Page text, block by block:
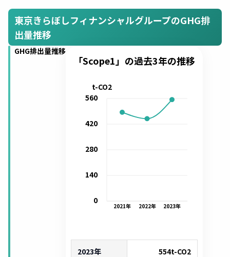
東京きらぼしフィナンシャルグループのGHG排
出量推移
GHG排出量推移
「Scope1」の過去3年の推移
2021年 2022年 2023年
0
140
280
420
560
t-CO2
2023年 554t-CO2